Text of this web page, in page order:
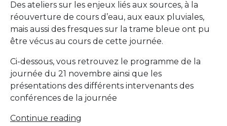
Des ateliers sur les enjeux liés aux sources, à la
réouverture de cours d’eau, aux eaux pluviales,
mais aussi des fresques sur la trame bleue ont pu
être vécus au cours de cette journée.
Ci-dessous, vous retrouvez le programme de la
journée du 21 novembre ainsi que les
présentations des différents intervenants des
conférences de la journée
Continue reading